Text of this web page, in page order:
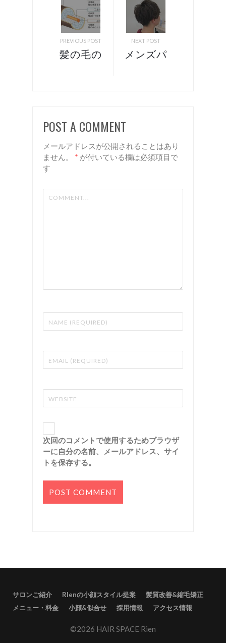
PREVIOUS POST
髪の毛の
谷 美容
室 リア
ン
NEXT POST
メンズパ
POST A COMMENT
メールアドレスが公開されることはあり
ません。
* が付いている欄は必須項目で
す
次回のコメントで使用するためブラウザ
ーに自分の名前、メールアドレス、サイ
トを保存する。
サロンご紹介 RIenの小顔スタイル提案
髪質改善&縮毛矯正
メニュー・料金
小顔&似合せ 採用情報 アクセス情報
©2026 HAIR SPACE Rien